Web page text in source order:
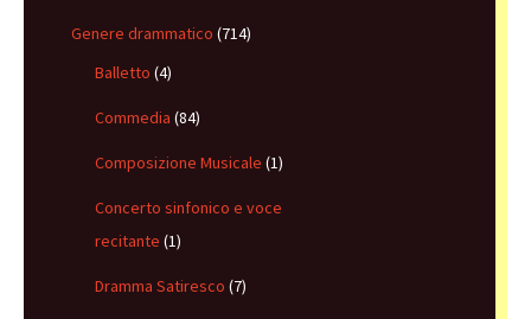
Genere drammatico (714)
Balletto (4)
Commedia (84)
Composizione Musicale (1)
Concerto sinfonico e voce
recitante (1)
Dramma Satiresco (7)